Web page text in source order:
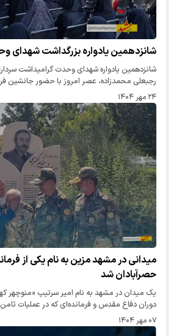
شانزدهمین یادواره بزرگداشت شهدای
شانزدهمین یادواره شهدای وحدت گرامیداشت
رجبعلی محمدزاده، عصر امروز با حضور جانشین
۲۴ مهر ۱۴۰۴
میدانی در مشهد مزین به نام یکی از
حصرآبادان شد
یک میدان در مشهد به‌ نام امیر سرتیپ «منوچهر
دوران دفاع مقدس و فرمانده‌ای که در عملیات
۰۷ مهر ۱۴۰۴